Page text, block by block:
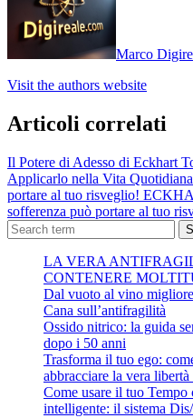
Marco
Visit the authors website
Articoli correlati
Il Potere di Adesso di Eckhart
Applicarlo nella Vita Quotidiana
portare al tuo risveglio!
sofferenza può portare al tuo
LA VERA
CONTENERE
Dal vuoto al vino
Cana sull’antifragilità
Ossido nitrico: la guida
dopo i 50 anni
Trasforma il tuo ego:
abbracciare la vera
Come usare il tuo Tempo
intelligente: il sistema